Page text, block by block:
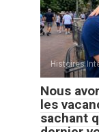
Histoires
Nous
les
sachant